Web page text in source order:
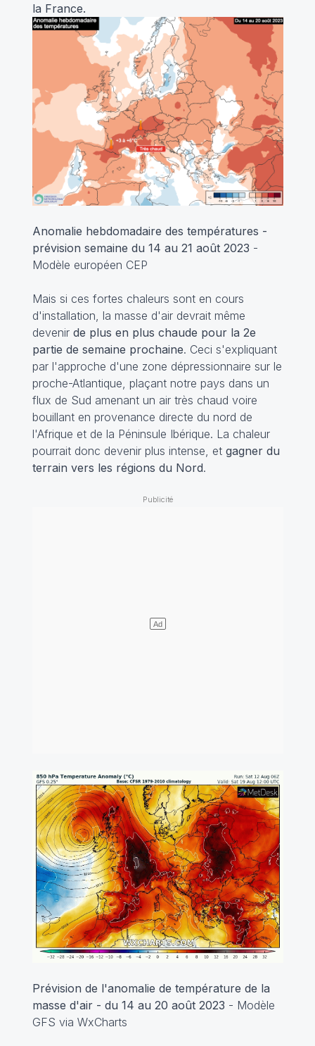
la France.
Anomalie hebdomadaire des températures -
prévision semaine du 14 au 21 août 2023 -
Modèle européen CEP
Mais si ces fortes chaleurs sont en cours
d'installation, la masse d'air devrait même
devenir de plus en plus chaude pour la 2e
partie de semaine prochaine. Ceci s'expliquant
par l'approche d'une zone dépressionnaire sur le
proche-Atlantique, plaçant notre pays dans un
flux de Sud amenant un air très chaud voire
bouillant en provenance directe du nord de
l'Afrique et de la Péninsule Ibérique. La chaleur
pourrait donc devenir plus intense, et gagner du
terrain vers les régions du Nord.
Prévision de l'anomalie de température de la
masse d'air - du 14 au 20 août 2023 - Modèle
GFS via WxCharts